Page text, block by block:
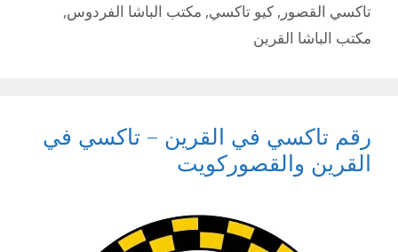
تاكسي القصور , كيو تاكسي, مكتب الباشا الفردوس,
مكتب الباشا القرين
رقم تاكسي في القرين – تاكسي في
القرين والقصوركويت